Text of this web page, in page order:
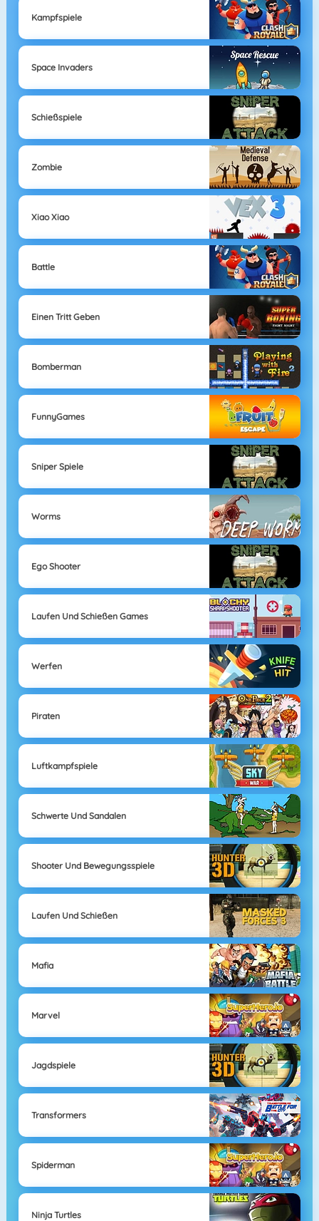
Kampfspiele
Space Invaders
Schießspiele
Zombie
Xiao Xiao
Battle
Einen Tritt Geben
Bomberman
FunnyGames
Sniper Spiele
Worms
Ego Shooter
Laufen Und Schießen Games
Werfen
Piraten
Luftkampfspiele
Schwerte Und Sandalen
Shooter Und Bewegungsspiele
Laufen Und Schießen
Mafia
Marvel
Jagdspiele
Transformers
Spiderman
Ninja Turtles